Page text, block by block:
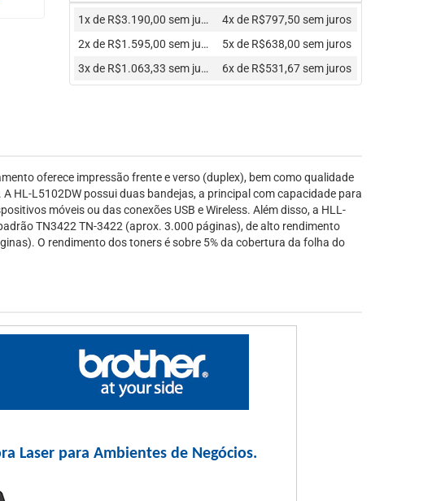
1x de R$3.190,00 sem juros
2x de R$1.595,00 sem juros
3x de R$1.063,33 sem juros
4x de R$797,50 sem juros
5x de R$638,00 sem juros
6x de R$531,67sem juros
oferece impressão frente e verso (duplex), bem como qualidade
HL-L5102DW possui duas bandejas, a principal com capacidade para
móveis ou das conexões USB e Wireless. Além disso, a HLL-
TN3422 TN-3422 (aprox. 3.000 páginas), de alto rendimento
O rendimento dos toners é sobre 5% da cobertura da folha do
Laser para Ambientes de Negócios.